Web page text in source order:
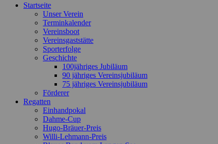
Zum
Startseite
Unser Verein
Terminkalender
Vereinsboot
Vereinsgaststätte
Sporterfolge
Geschichte
100jähriges Jubiläum
90 jähriges Vereinsjubiläum
75 jähriges Vereinsjubiläum
Förderer
Regatten
Einhandpokal
Dahme-Cup
Hugo-Bräuer-Preis
Willi-Lehmann-Preis